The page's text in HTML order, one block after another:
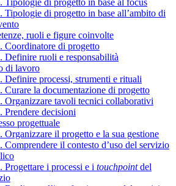
Tipologie di progetto in base al focus
Tipologie di progetto in base all’ambito di
ruoli e figure coinvolte
Coordinatore di progetto
Definire ruoli e responsabilità
di lavoro
Definire processi, strumenti e rituali
Curare la documentazione di progetto
Organizzare tavoli tecnici collaborativi
Prendere decisioni
progettuale
Organizzare il progetto e la sua gestione
Comprendere il contesto d’uso del servizio
Progettare i processi e i touchpointdel